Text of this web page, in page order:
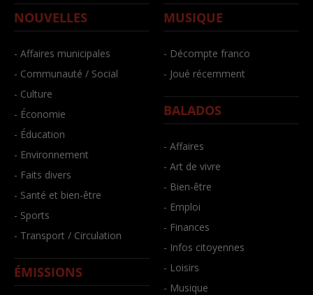
NOUVELLES
- Affaires municipales
- Communauté / Social
- Culture
- Économie
- Éducation
- Environnement
- Faits divers
- Santé et bien-être
- Sports
- Transport / Circulation
ÉMISSIONS
MUSIQUE
- Décompte franco
- Joué récemment
BALADOS
- Affaires
- Art de vivre
- Bien-être
- Emploi
- Finances
- Infos citoyennes
- Loisirs
- Musique